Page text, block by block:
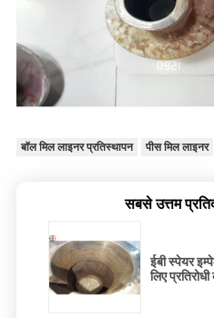
बॉल मिल लाइनर प्रतिस्थापन पीस मिल लाइनर
सबसे उत्तम
ईबी स्पेयर
लिए